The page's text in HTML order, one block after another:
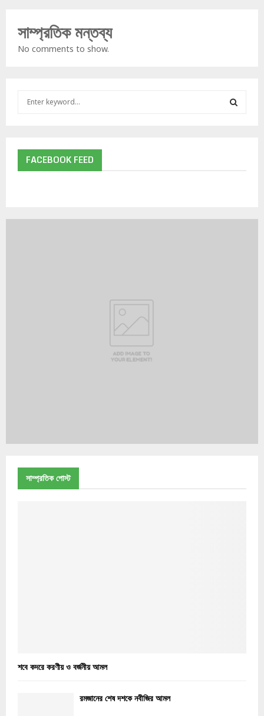
সাম্প্রতিক মন্তব্য
No comments to show.
f
C
FACEBOOK FEED
সাম্প্রতিক পোস্ট
শবে কদরে করণীয় ও বর্জনীয় আমল
রমজানের শেষ দশকে নবীজির আমল